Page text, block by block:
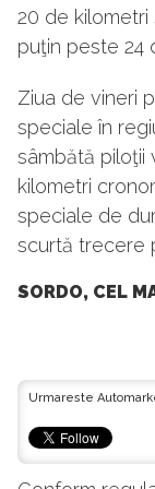
20 de
puţin peste 24
Ziua de vineri
speciale în
sâmbătă piloţii
kilometri
speciale de
scurtă trecere
SORDO, CEL
Urmareste